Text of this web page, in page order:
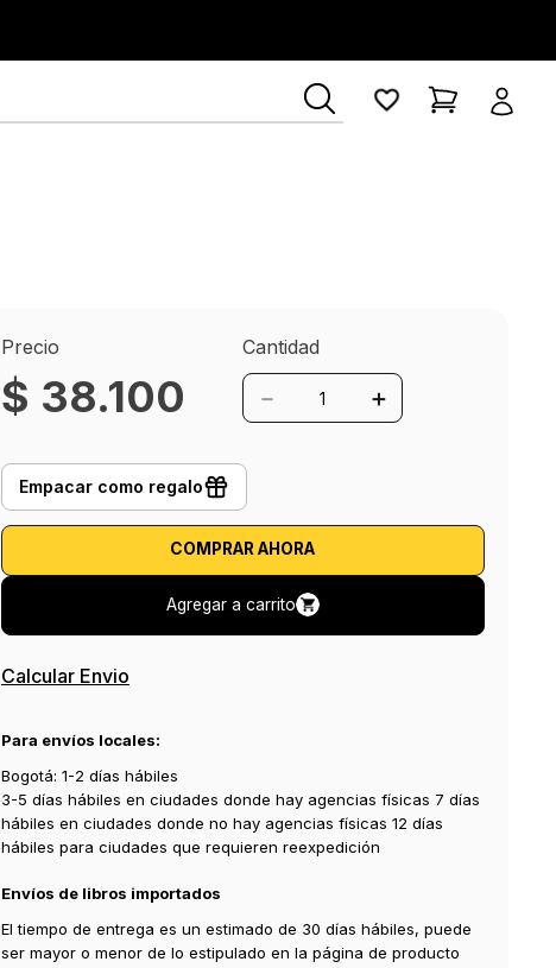
Precio
$ 38.100
Cantidad
＋
－
Empacar como regalo
COMPRAR AHORA
Agregar a carrito
Calcular Envio
Para envíos locales:
Bogotá: 1-2 días hábiles
3-5 días hábiles en ciudades donde hay agencias físicas 7 días
hábiles en ciudades donde no hay agencias físicas 12 días
hábiles para ciudades que requieren reexpedición
Envíos de libros importados
El tiempo de entrega es un estimado de 30 días hábiles, puede
ser mayor o menor de lo estipulado en la página de producto